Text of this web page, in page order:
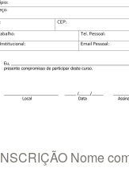
Nome